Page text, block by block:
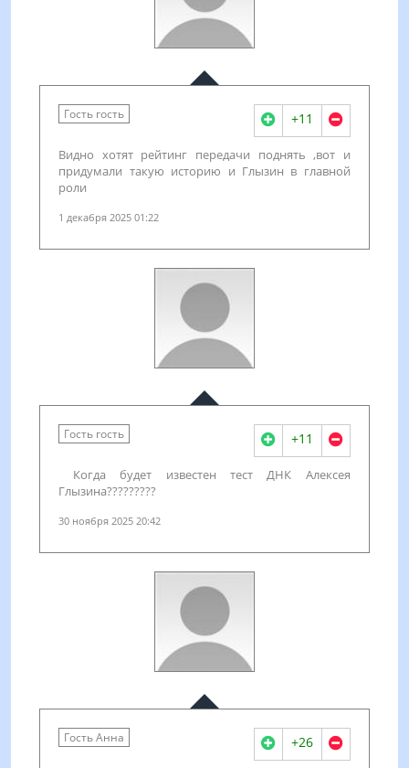
Гость гость +11
Видно хотят рейтинг передачи поднять ,вот и
придумали такую историю и Глызин в главной
роли
1 декабря 2025 01:22
Гость гость +11
Когда будет известен тест ДНК Алексея
Глызина?????????
30 ноября 2025 20:42
Гость Анна +26